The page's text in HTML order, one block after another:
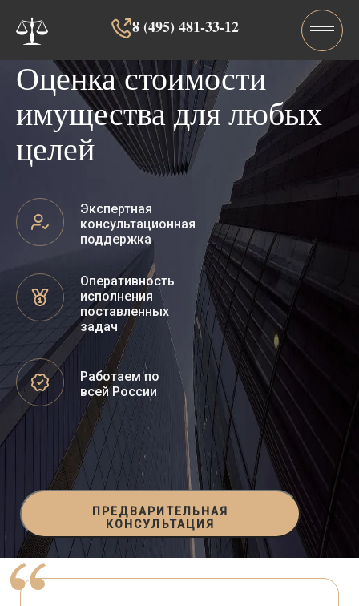
8 (495) 481-33-12‬‬
Оценка стоимости
имущества для любых
целей
Экспертная
консультационная
поддержка
Оперативность
исполнения
поставленных
задач
Работаем по
всей России
ПРЕДВАРИТЕЛЬНАЯ
КОНСУЛЬТАЦИЯ